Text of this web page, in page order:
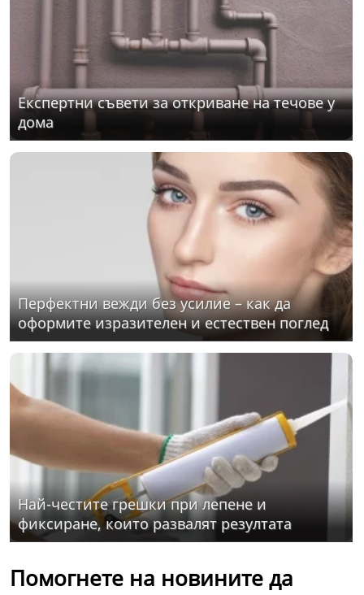
Експертни съвети за откриване на течове у
дома
Перфектни вежди без усилие – как да
оформите изразителен и естествен поглед
Най-честите грешки при лепене и
фиксиране, които развалят резултата
Помогнете на новините да